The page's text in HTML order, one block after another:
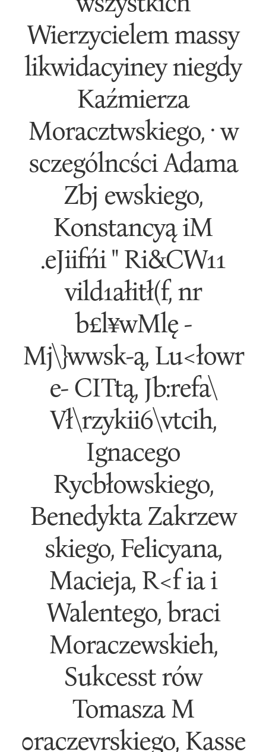
Wierzycielem massy
likwidacyiney niegdy
Kaźmierza
Moracztwskiego, · w
sczególncści Adama
Zbj ewskiego,
Konstancyą iM
.eJiifńi " Ri&CW11
vild1ałitł(f, nr
b£l¥wMlę -
Mj\}wwsk-ą, Lu<łowr
e- CITtą, Jb:refa\
Vł\rzykii6\vtcih,
Ignacego
Rycbłowskiego,
Benedykta Zakrzew
skiego, Felicyana,
Macieja, R<f ia i
Walentego, braci
Moraczewskieh,
Sukcesst rów
Tomasza M
0raczevrskiego, Kasse